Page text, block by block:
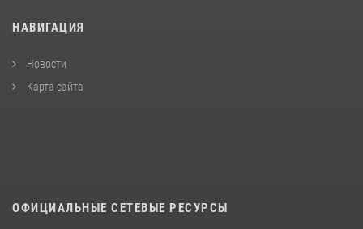
НАВИГАЦИЯ
Новости
Карта сайта
ОФИЦИАЛЬНЫЕ СЕТЕВЫЕ РЕСУРСЫ